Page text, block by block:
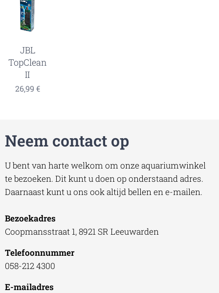
JBL
TopClean
II
26,99 €
Neem contact op
U bent van harte welkom om onze aquariumwinkel
te bezoeken. Dit kunt u doen op onderstaand adres.
Daarnaast kunt u ons ook altijd bellen en e-mailen.
Bezoekadres
Coopmansstraat 1, 8921 SR Leeuwarden
Telefoonnummer
058-212 4300
E-mailadres